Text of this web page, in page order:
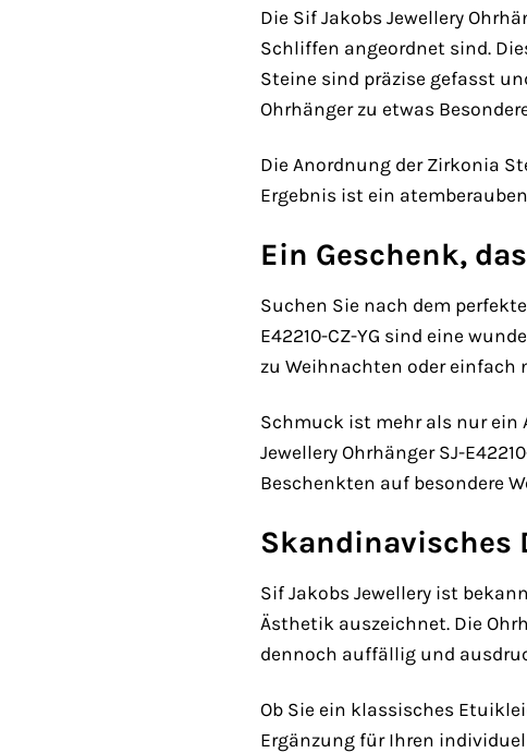
Die Sif Jakobs Jewellery
Schliffen angeordnet sind.
Steine sind präzise gefasst
Ohrhänger zu etwas
Die Anordnung der Zirkonia
Ergebnis ist ein
Ein Geschenk,
Suchen Sie nach dem
E42210-CZ-YG sind eine
zu Weihnachten oder einfach
Schmuck ist mehr als nur ein
Jewellery Ohrhänger SJ-
Beschenkten auf besondere
Skandinavisches
Sif Jakobs Jewellery ist
Ästhetik auszeichnet. Die
dennoch auffällig und
Ob Sie ein klassisches
Ergänzung für Ihren